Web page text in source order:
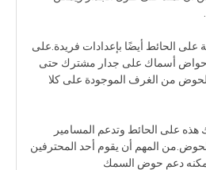
الحائط أيضًا بإعدادات فريدة.على
أحواض أسماك على جدار مشترك حتى
من الغرف الموجودة على كلا
على الحائط وتدعم المسامير
المهم أن يقوم أحد المحترفين
دعم حوض السمك